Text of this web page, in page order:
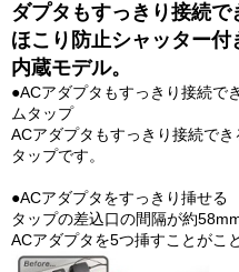
ダプタもすっきり接続で
ほこり防止シャッター
内蔵モデル。
●ACアダプタもすっきり接続で
ムタップ
ACアダプタもすっきり接続で
タップです。
●ACアダプタをすっきり挿せる
タップの差込口の間隔が約
ACアダプタを5つ挿すことがこ